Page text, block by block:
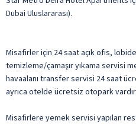
Dubai Uluslararası).
Misafirler için 24 saat açık ofis,
temizleme/çamaşır yıkama servisi
havaalanı transfer servisi 24 saat
ayrıca otelde ücretsiz otopark vardır.
Misafirlere yemek servisi yapılan